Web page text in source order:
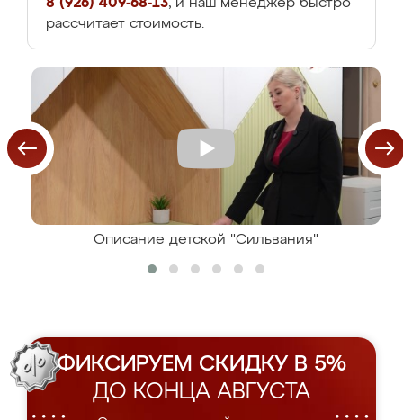
8 (926) 409-68-13, и наш менеджер быстро
рассчитает стоимость.
Описание детской "Сильвания"
ФИКСИРУЕМ СКИДКУ В 5%
ДО КОНЦА АВГУСТА